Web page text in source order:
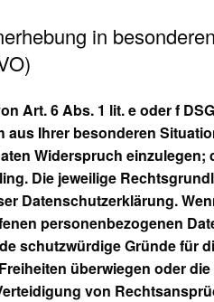
in
Art. 6 Abs. 1 lit. e oder f
Ihrer besonderen
Widerspruch einzulegen;
Die jeweilige
Datenschutzerklärung.
personenbezogenen
schutzwürdige Gründe für
überwiegen oder
von